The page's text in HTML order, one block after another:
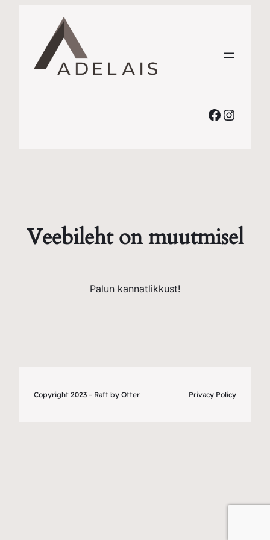
Veebileht on muutmisel
Palun kannatlikkust!
Copyright 2023 – Raft by Otter Privacy Policy